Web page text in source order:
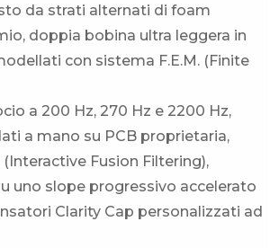
da strati alternati di foam
doppia bobina ultra leggera in
con sistema F.E.M. (Finite
a 200 Hz, 270 Hz e 2200 Hz,
a mano su PCB proprietaria,
Fusion Filtering),
uno slope progressivo accelerato
Clarity Cap personalizzati ad